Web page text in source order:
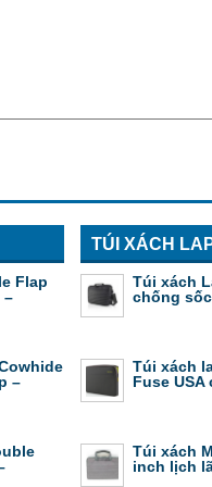
Flap
–
–
TÚI XÁCH
Túi xách
chống
Túi xách
Fuse USA
Túi xách
inch lịch